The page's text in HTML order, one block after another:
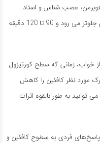
عصب شناس و استاد
دانشکده پزشکی دانشگاه استنفورد یک قدم جلوتر می رود و 90 تا 120 دقیقه
خواب، زمانی که سطح کورتیزول
مورد نظر کافئین را کاهش
توانید به طور بالقوه اثرات
فردی به سطوح کافئین و